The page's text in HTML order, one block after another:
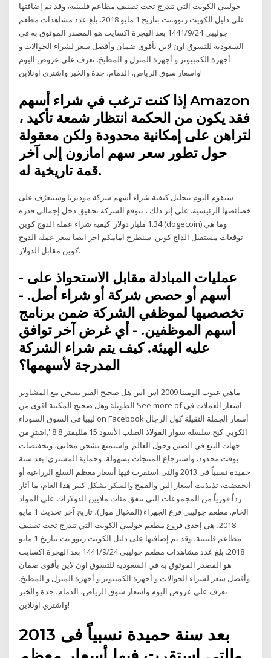
جوليبي الكويت التي تندرج تحت تصنيف مطاعم فلبينية، وقد تم إضافتها
على دليل الكويت رنوو.نت بتاريخ 1 مايو 2018. بلغ عدد مشاهدات مطعم
جوليبي 24‏‏/9‏‏/1441 بعد الهجرة اكسايت هو المصدر الموثوق به في
السعودية للتسوق اون لاين بأقوى ضمان وأفضل سعر لشراء الجوالات و
أجهزة الكمبيوتر و أجهزة المنزل و المطبخ. تعرف على عروض اليوم
واسعار سوق الرياض، الدمام، جدة والخبر واشتري اونلاين!
إذا كنت ترغب في شراء أسهم Amazon
، فقد يكون من الحكمة انتظار شمعة تأكيد
لتراهن على إمكانية محدودة ولكن معقولة
حول تطور سعر سهم امازون إلى آخر
قمة تاريخية له.
سنقوم اليوم بتحليل كيفية شراء أسهم شركة موديرنا وسنتعرّف على
خصائصها الرئيسية. على إثر ذلك ، تتوقع الشركة تحقيق دخل إجمالي قدره
1.34 مليار دولار. كيفية شراء عملة الدوج كوين (dogecoin) وما هي
توقعات مستقبل الداج كوين. سنطرح امامكم اخر ايضا سعر عملة الدوج
كوين مقابل الدولار.
- عمليات المبادلة مقابل الاستحواذ على
أسهم أو حصص شركة أو شراء أصل. -
تخصصيها لموظفي الشركة ضمن برنامج
أسهم الموظفين. - أي غرض آخر توافق
عليه الهيئة. كيف يتم شراء الشركة
المدرجة لأسهمها؟
ماهي عيوب الومينا 2009 اس اس هل صحيح القير يسخن مع المشاوير
الطويلة وهل صحيح المكينة اقوى من See more of ‎اسعار العملات في
ليبيا في السوق السوداء‎ on Facebook أسعار الجملة الثقيلة كول الرجال
الكوبي كبح سلسلة سوار الفولاذ الصلب الأسود 15 ملليمتر 8.8'',اشترِ من
جهات البيع في الصين وحول العالم. واستمتع بشحن مجاني، وتخفيضات
بوقت محدود، واسترجاع المنتجات بسهولة، وحماية المشتري! بعد سنة
حميدة نسبياً فى 2013 والتى استقرت فيها أسعار معظم السلع الزراعية أو
انخفضت، تذبذبت أسعار البن والقمح والسكر بشكل كبير هذا العام، ما أثار
رداً فورياً من المجموعات التى تنفق مئات ملايين الدولارات على المواد
الخام. مطعم جوليبي فرع الجهراء (المخيال مول)، تاريخ آخر تحديث 1 مايو
2018، هي إحدى فروع مطعم جوليبي الكويت التي تندرج تحت تصنيف
مطاعم فلبينية، وقد تم إضافتها على دليل الكويت رنوو.نت بتاريخ 1 مايو
2018. بلغ عدد مشاهدات مطعم جوليبي 24‏‏/9‏‏/1441 بعد الهجرة اكسايت
هو المصدر الموثوق به في السعودية للتسوق اون لاين بأقوى ضمان
وأفضل سعر لشراء الجوالات و أجهزة الكمبيوتر و أجهزة المنزل و المطبخ.
تعرف على عروض اليوم واسعار سوق الرياض، الدمام، جدة والخبر
واشتري اونلاين!
بعد سنة حميدة نسبياً فى 2013